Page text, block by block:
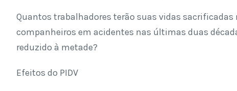
Quantos trabalhadores terão suas vidas
companheiros em acidentes nas últimas duas
reduzido à metade?
Efeitos do PIDV